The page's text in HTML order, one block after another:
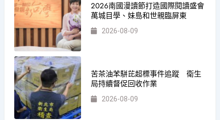
2026南國漫讀節打造國際閱讀盛會
萬城目學、妹島和世親臨屏東
2026-08-09
苦茶油苯駢芘超標事件追蹤 衛生
局持續督促回收作業
2026-08-09